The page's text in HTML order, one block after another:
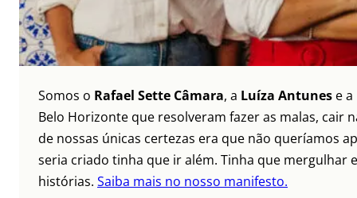
Somos o Rafael Sette Câmara, a Luíza Antunes e a
Belo Horizonte que resolveram fazer as malas, cair
de nossas únicas certezas era que não queríamos
seria criado tinha que ir além. Tinha que mergulhar
histórias. Saiba mais no nosso manifesto.